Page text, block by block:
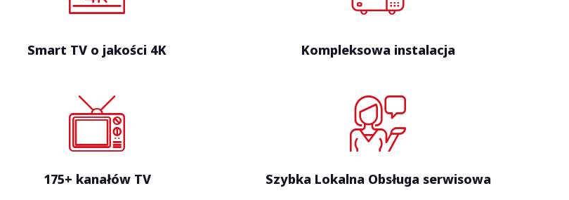
Smart TV o jakości 4K Kompleksowa instalacja
175+ kanałów TV Szybka Lokalna Obsługa serwisowa